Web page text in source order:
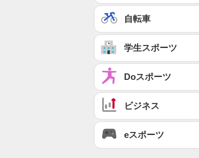
自転車
学生スポーツ
Doスポーツ
ビジネス
eスポーツ